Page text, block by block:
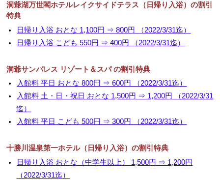
洞爺湖万世閣ホテルレイクサイドテラス（日帰り入浴）の割引
特典
日帰り入浴 おとな 1,100円 ⇒ 800円 （2022/3/31迄）
日帰り入浴 こども 550円 ⇒ 400円 （2022/3/31迄）
洞爺サンパレス リゾート＆スパ の割引特典
入館料 平日 おとな 800円 ⇒ 600円 （2022/3/31迄）
入館料 土・日・祝日 おとな 1,500円 ⇒ 1,200円 （2022/3/31
迄）
入館料 平日 こども 500円 ⇒ 300円 （2022/3/31迄）
十勝川温泉第一ホテル（日帰り入浴）の割引特典
日帰り入浴 おとな（中学生以上） 1,500円 ⇒ 1,200円
（2022/3/31迄）